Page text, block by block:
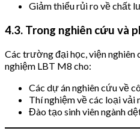
Giảm thiểu rủi ro về chất
4.3. Trong nghiên cứu và
Các trường đại học, viện nghiên
nghiệm LBT M8 cho:
Các dự án nghiên cứu về
Thí nghiệm về các loại vải
Đào tạo sinh viên ngành